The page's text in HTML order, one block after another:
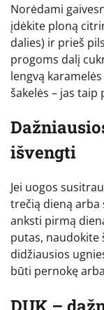
Norėdami
įdėkite ploną
dalies) ir prieš
progoms dalį
lengvą
šakelės – jas
išvengti
Jei uogos
trečią dieną arba
anksti pirmą
putas, naudokite
didžiausios
būti pernokę